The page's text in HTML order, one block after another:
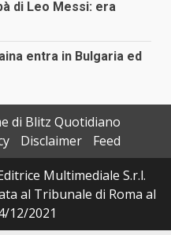
di Leo Messi: era
entra in Bulgaria ed
di Blitz Quotidiano
Disclaimer
Feed
Multimediale S.r.l.
al Tribunale di Roma al
12/2021